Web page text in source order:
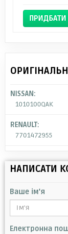
ПРИДБАТИ
NISSAN:
1010100QAK
RENAULT:
7701472955
НАПИСАТИ
Ваше ім'я
Електронна